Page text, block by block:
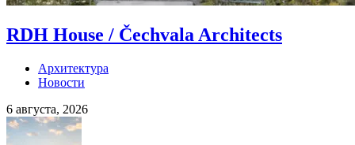
RDH House / Čechvala Architects
Архитектура
Новости
6 августа, 2026